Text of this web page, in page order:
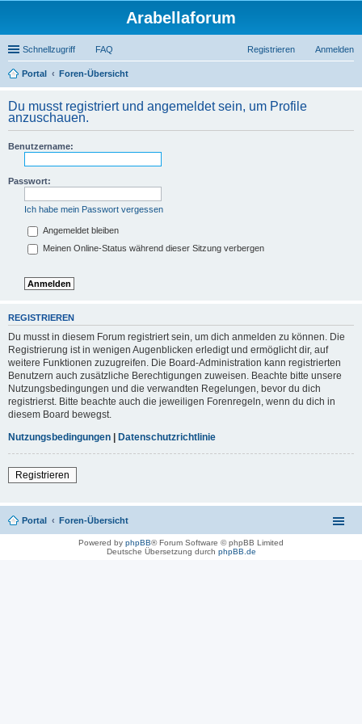
Arabellaforum
Schnellzugriff FAQ Anmelden
Registrieren
Portal
Foren-Übersicht
Du musst registriert und angemeldet sein, um Profile
anzuschauen.
Benutzername:
Passwort:
Ich habe mein Passwort vergessen
Angemeldet bleiben
Meinen Online-Status während dieser Sitzung verbergen
REGISTRIEREN
Du musst in diesem Forum registriert sein, um dich anmelden zu können. Die
Registrierung ist in wenigen Augenblicken erledigt und ermöglicht dir, auf
weitere Funktionen zuzugreifen. Die Board-Administration kann registrierten
Benutzern auch zusätzliche Berechtigungen zuweisen. Beachte bitte unsere
Nutzungsbedingungen und die verwandten Regelungen, bevor du dich
registrierst. Bitte beachte auch die jeweiligen Forenregeln, wenn du dich in
diesem Board bewegst.
Nutzungsbedingungen | Datenschutzrichtlinie
Registrieren
Portal Foren-Übersicht
Powered by phpBB® Forum Software © phpBB Limited
Deutsche Übersetzung durch phpBB.de